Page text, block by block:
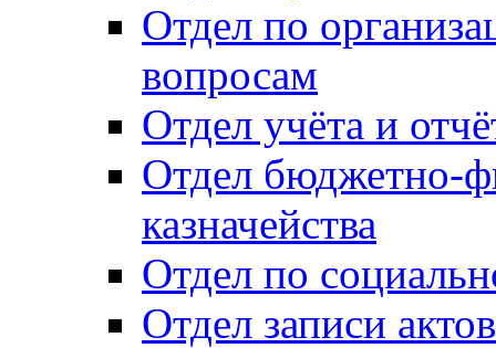
Отдел по
вопросам
Отдел учёта и
Отдел бюджетно-
казначейства
Отдел по
Отдел записи